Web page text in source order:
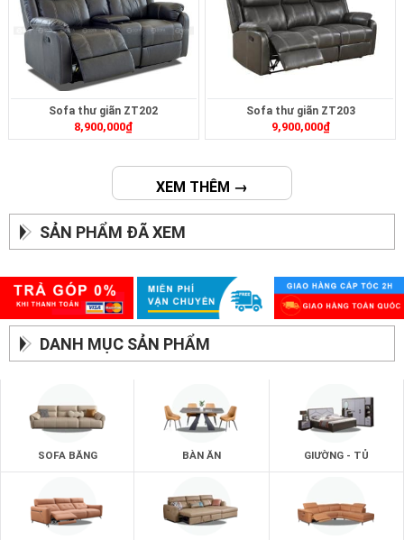
Sofa thư giãn ZT202
8,900,000₫
Sofa thư giãn ZT203
9,900,000₫
XEM THÊM →
SẢN PHẨM ĐÃ XEM
DANH MỤC SẢN PHẨM
SOFA BĂNG BÀN ĂN GIƯỜNG - TỦ